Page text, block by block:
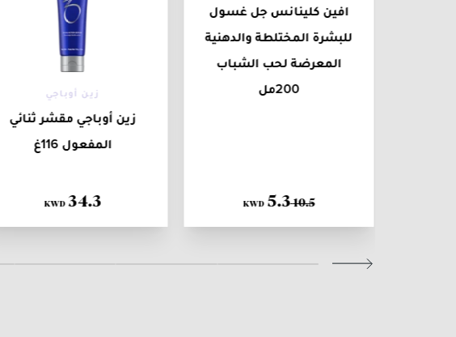
افين كلينانس جل غسول
للبشرة المختلطة والدهنية
المعرضة لحب الشباب
200مل
KWD 5.3 10.5
زين أوباجي
زين أوباجي مقشر ثنائي
المفعول 116غ
KWD 34.3